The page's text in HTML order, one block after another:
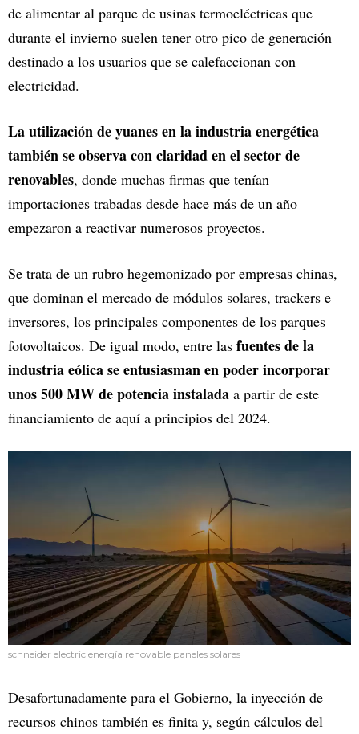
de alimentar al parque de usinas termoeléctricas que
durante el invierno suelen tener otro pico de generación
destinado a los usuarios que se calefaccionan con
electricidad.
La utilización de yuanes en la industria energética
también se observa con claridad en el sector de
renovables, donde muchas firmas que tenían
importaciones trabadas desde hace más de un año
empezaron a reactivar numerosos proyectos.
Se trata de un rubro hegemonizado por empresas chinas,
que dominan el mercado de módulos solares, trackers e
inversores, los principales componentes de los parques
fotovoltaicos. De igual modo, entre las fuentes de la
industria eólica se entusiasman en poder incorporar
unos 500 MW de potencia instalada a partir de este
financiamiento de aquí a principios del 2024.
schneider electric energía renovable paneles solares
Desafortunadamente para el Gobierno, la inyección de
recursos chinos también es finita y, según cálculos del